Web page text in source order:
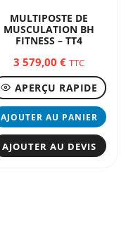
MULTIPOSTE DE
MUSCULATION BH
FITNESS – TT4
3 579,00€ TTC
APERÇU RAPIDE
AJOUTER AU PANIER
AJOUTER AU DEVIS